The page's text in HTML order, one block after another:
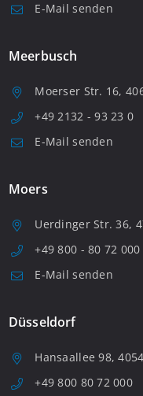
E-Mail senden
Meerbusch
Moerser Str. 16,
+49 2132 - 93 23 0
E-Mail senden
Moers
Uerdinger Str. 36,
+49 800 - 80 72 000
E-Mail senden
Düsseldorf
Hansaallee 98,
+49 800 80 72 000